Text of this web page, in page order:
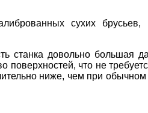
сухих
станка довольно большая
поверхностей, что не
ниже, чем при